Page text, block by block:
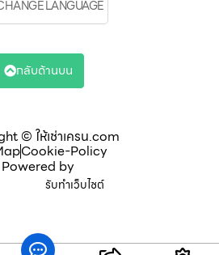
© ให้เช่าเครน.com
Cookie-Policy
Powered by
รับทำเว็บไซต์
LANGUAGE
กลับด้านบน